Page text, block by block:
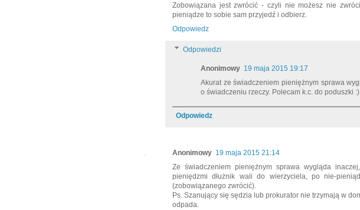
Zobowiązana jest zwrócić - czyli nie możesz nie
pieniądze to sobie sam przyjedź i odbierz.
Odpowiedz
Odpowiedzi
Anonimowy 19 maja 2015 19:17
Akurat ze świadczeniem pieniężnym sprawa
o świadczeniu rzeczy. Polecam k.c. do poduszki :)
Odpowiedz
Anonimowy 19 maja 2015 21:14
Ze świadczeniem pieniężnym sprawa wygląda
pieniędzmi dłużnik wali do wierzyciela, po nie-
(zobowiązanego zwrócić).
Ps. Szanujący się sędzia lub prokurator nie trzymają w
odpada.